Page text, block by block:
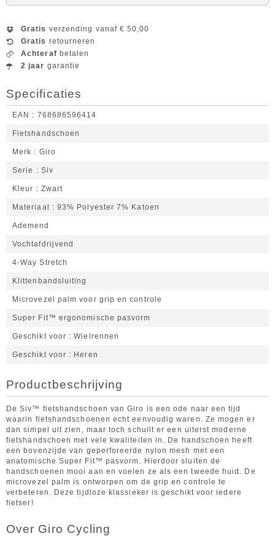
Gratis verzending vanaf € 50,00
Gratis retourneren
Achteraf betalen
2 jaar garantie
Specificaties
EAN 768686596414
Fietshandschoen
Merk Giro
Serie Siv
Kleur Zwart
Materiaal 93% Polyester 7% Katoen
Ademend
Vochtafdrijvend
4-Way Stretch
Klittenbandsluiting
Microvezel palm voor grip en controle
Super Fit™ ergonomische pasvorm
Geschikt voor Wielrennen
Geschikt voor Heren
Productbeschrijving
De Siv™ fietshandschoen van Giro is een ode naar een tijd
waarin fietshandschoenen echt eenvoudig waren. Ze mogen er
dan simpel uit zien, maar toch schuilt er een uiterst moderne
fietshandschoen met vele kwaliteiten in. De handschoen heeft
een bovenzijde van geperforeerde nylon mesh met een
anatomische Super Fit™ pasvorm. Hierdoor sluiten de
handschoenen mooi aan en voelen ze als een tweede huid. De
microvezel palm is ontworpen om de grip en controle te
verbeteren. Deze tijdloze klassieker is geschikt voor iedere
fietser!
Over Giro Cycling